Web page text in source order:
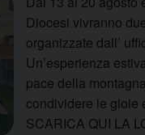
Diocesi vivranno
organizzate dall’
Un’esperienza
pace della
condividere le gioie
SCARICA QUI LA